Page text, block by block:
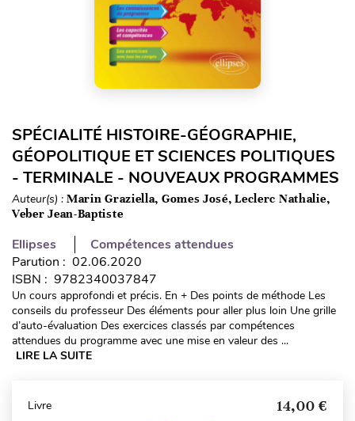
SPÉCIALITÉ HISTOIRE-GÉOGRAPHIE,
GÉOPOLITIQUE ET SCIENCES POLITIQUES
- TERMINALE - NOUVEAUX PROGRAMMES
Auteur(s) : Marin Graziella, Gomes José, Leclerc Nathalie,
Veber Jean-Baptiste
Ellipses
Compétences attendues
Parution : 02.06.2020
ISBN : 9782340037847
Un cours approfondi et précis. En + Des points de méthode Les
conseils du professeur Des éléments pour aller plus loin Une grille
d’auto-évaluation Des exercices classés par compétences
attendues du programme avec une mise en valeur des ...
LIRE LA SUITE
Livre 14,00 €